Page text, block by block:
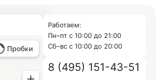
Работаем:
Пн–пт с 10:00 до 21:00
Cб–вс с 10:00 до 20:00
8 (495) 151-43-51